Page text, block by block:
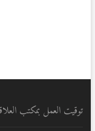
توقيت العمل بمكتب